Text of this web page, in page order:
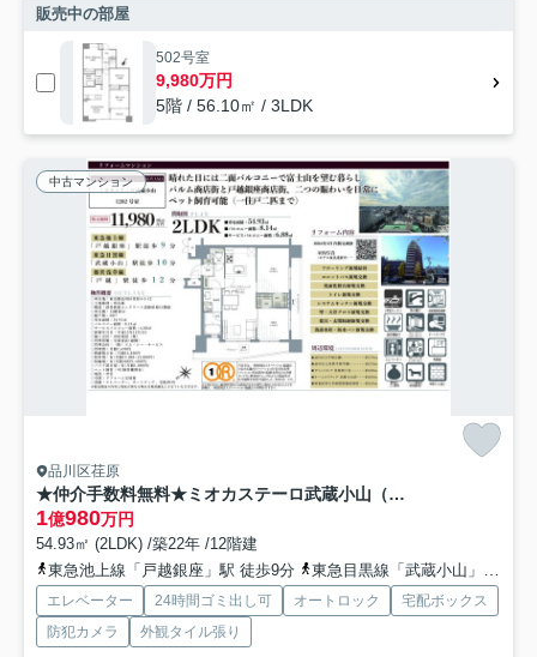
販売中の部屋
502号室
9,980万円
5階 / 56.10㎡ / 3LDK
中古マンション
品川区荏原
★仲介手数料無料★ミオカステーロ武蔵小山（新規リノベーション済み）
1億980万円
54.93㎡ (2LDK) /築22年 /12階建
東急池上線「戸越銀座」駅 徒歩9分
東急目黒線「武蔵小山」駅 徒歩10分
エレベーター 24時間ゴミ出し可 オートロック
宅配ボックス
防犯カメラ
外観タイル張り